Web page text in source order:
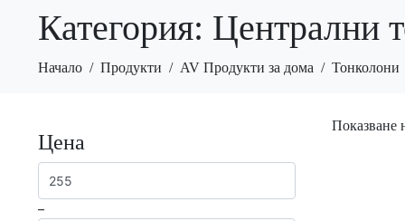
Категория: Централни
Начало Продукти AV Продукти за дома Тонколони
Показване
Цена
–